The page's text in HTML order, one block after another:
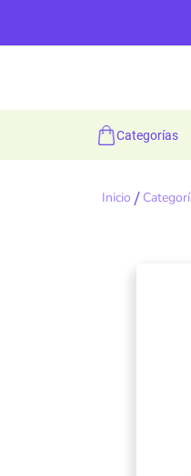
categorías
Inicio